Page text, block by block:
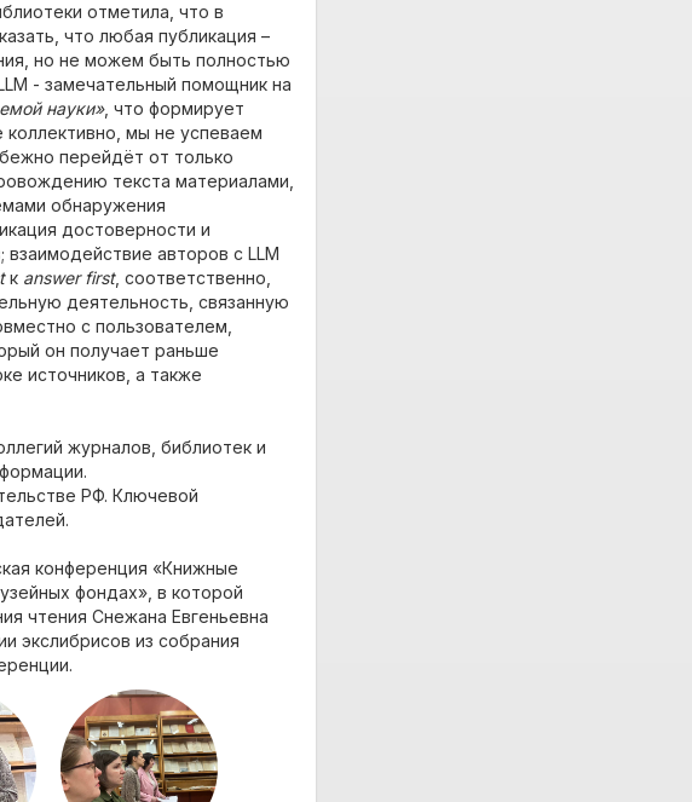
отметила, что в
что любая публикация –
но не можем быть полностью
- замечательный помощник на
науки», что формирует
мы не успеваем
перейдёт от только
текста материалами,
обнаружения
достоверности и
авторов с LLM
к answer first, соответственно,
деятельность, связанную
с пользователем,
он получает раньше
источников, а также
журналов, библиотек и
РФ. Ключевой
конференция «Книжные
фондах», в которой
чтения Снежана Евгеньевна
экслибрисов из собрания